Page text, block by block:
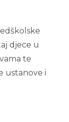
djece u
te
ustanove i